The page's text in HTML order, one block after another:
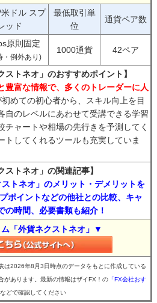
ドル スプ
ッド
最低取引単
位
通貨ペア数
原則固定
・例外あり)
1000通貨 42ペア
ストネオ」のおすすめポイント】
豊富な情報で、多くのトレーダーに人
めての初心者から、スキル向上を目
自のレベルにあわせて受講できる学習
チャートや相場の先行きを予測してく
トしてくれるツールも充実していま
ストネオ」の関連記事】
トネオ」のメリット・デメリットを
ポイントなどの他社との比較、キャ
の時間、必要書類も紹介！
「外貨ネクストネオ」▼
は2026年8月3日時点のデータをもとに作成している
があります。最新の情報はザイFX！の 「FX会社おす
どで確認してください